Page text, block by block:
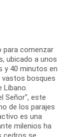
para comenzar
ubicado a unos
y 40 minutos en
bosques
Líbano.
Señor", este
de los parajes
es una
milenios ha